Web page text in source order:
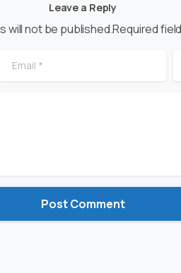
Leave a Reply
will not be published.Required
Email